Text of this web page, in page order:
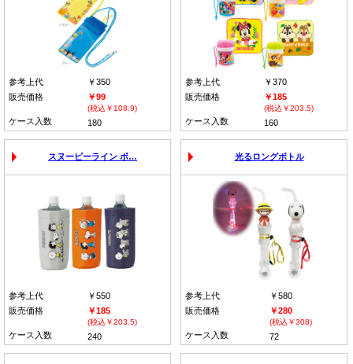
参考上代
￥350
販売価格
￥99
(税込￥108.9)
ケース入数 180
参考上代
￥370
販売価格
￥185
(税込￥203.5)
ケース入数 160
スヌーピーライン ボ…
参考上代
￥550
販売価格
￥185
(税込￥203.5)
ケース入数 240
光るロングボトル
参考上代
￥580
販売価格
￥280
(税込￥308)
ケース入数 72